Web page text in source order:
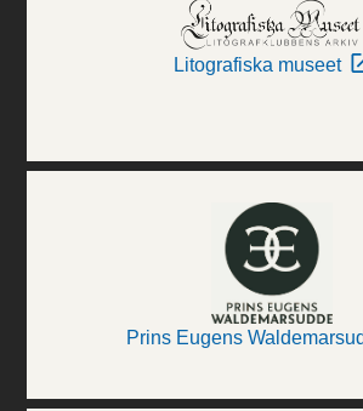
Litografiska museet
Prins Eugens